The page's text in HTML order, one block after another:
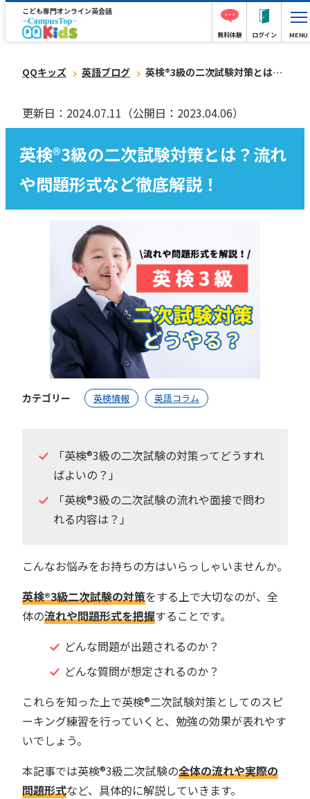
こども専門オンライン英会話
無料体験 ログイン MENU
QQキッズ 英語ブログ 英検®︎3級の二次試験対策とは？流れや問題形式など徹底解説！
更新日：2024.07.11 （公開日：2023.04.06）
英検®︎3級の二次試験対策とは？流れ
や問題形式など徹底解説！
カテゴリー 英検情報 英語コラム
「英検®︎3級の二次試験の対策ってどうすれ
ばよいの？」
「英検®︎3級の二次試験の流れや面接で問わ
れる内容は？」
こんなお悩みをお持ちの方はいらっしゃいませんか。
英検®︎3級二次試験の対策をする上で大切なのが、全
体の流れや問題形式を把握することです。
どんな問題が出題されるのか？
どんな質問が想定されるのか？
これらを知った上で英検®︎二次試験対策としてのスピ
ーキング練習を行っていくと、勉強の効果が表れやす
いでしょう。
本記事では英検®︎3級二次試験の全体の流れや実際の
問題形式など、具体的に解説していきます。